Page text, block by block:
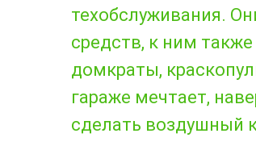
техобслуживания.
средств, к ним
домкраты,
гараже мечтает,
сделать воздушный